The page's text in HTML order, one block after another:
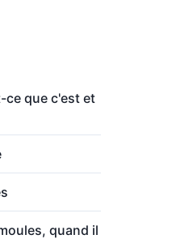
ce que c'est et
quand il